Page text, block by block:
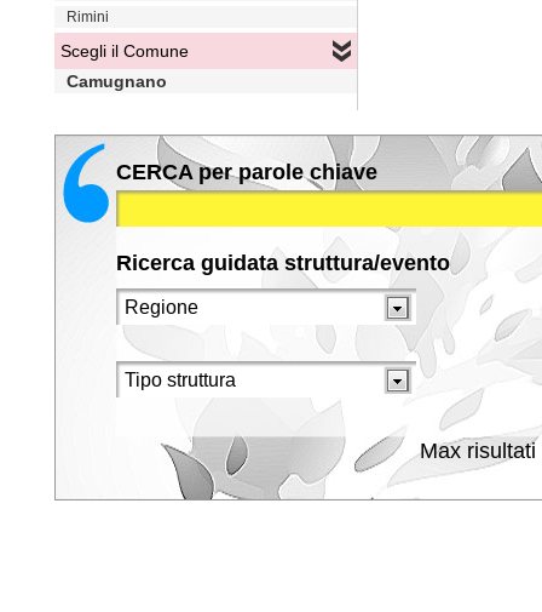
Rimini
Scegli il Comune
Camugnano
CERCA per parole chiave
Ricerca guidata struttura/evento
Max risultati